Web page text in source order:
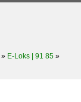
» E-Loks | 91 85 »